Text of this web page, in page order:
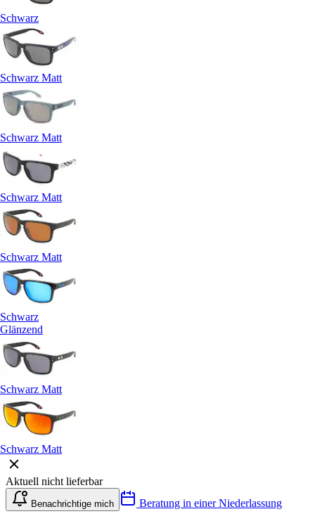
Schwarz
Schwarz Matt
Schwarz Matt
Schwarz Matt
Schwarz Matt
Schwarz
Glänzend
Schwarz Matt
Schwarz Matt
Aktuell nicht lieferbar
Benachrichtige mich Beratung in einer Niederlassung